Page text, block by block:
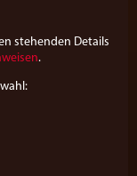
stehenden Details
.